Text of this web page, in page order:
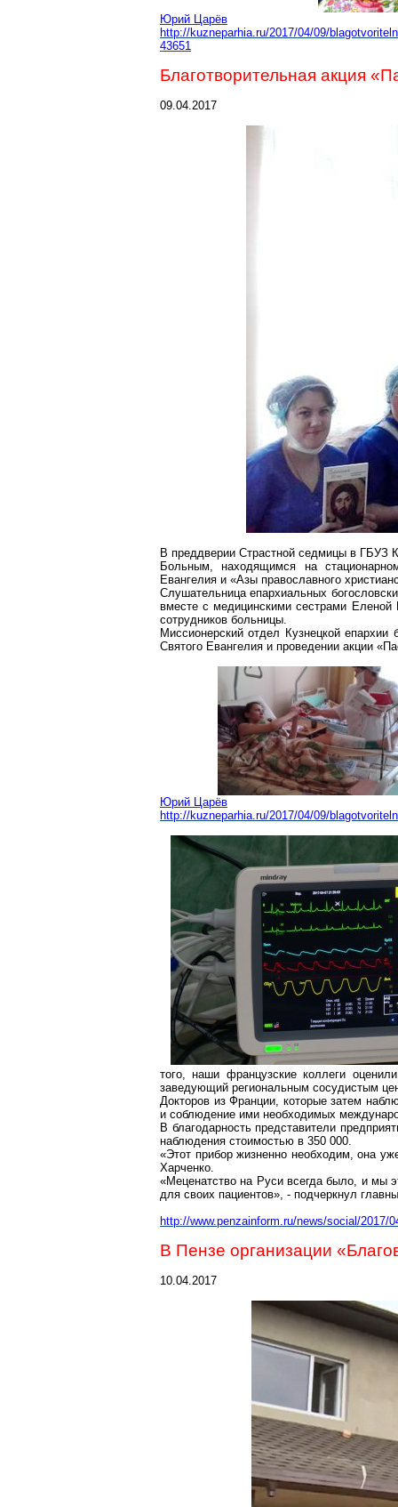
Юрий Царёв
http://kuzneparhia.ru/2017/04/09/
43651
Благотворительная акция
09.04.2017
В преддверии Страстной седмицы в ГБУЗ
Больным, находящимся на
Евангелия и «Азы православного
Слушательница епархиальных
вместе с медицинскими сестрами Еленой
сотрудников больницы.
Миссионерский отдел Кузнецкой епархии
Святого Евангелия и проведении акции
Юрий Царёв
http://kuzneparhia.ru/2017/04/09/
того, наши французские коллеги
заведующий региональным сосудистым
Докторов из Франции, которые затем
и соблюдение ими необходимых
В благодарность представители
наблюдения стоимостью в 350 000.
«Этот прибор жизненно необходим, она
Харченко.
«Меценатство на Руси всегда было, и мы
для своих пациентов», - подчеркнул
http://www.penzainform.ru/news/social/2017/
В Пензе организации
10.04.2017